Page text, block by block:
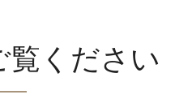
覧ください